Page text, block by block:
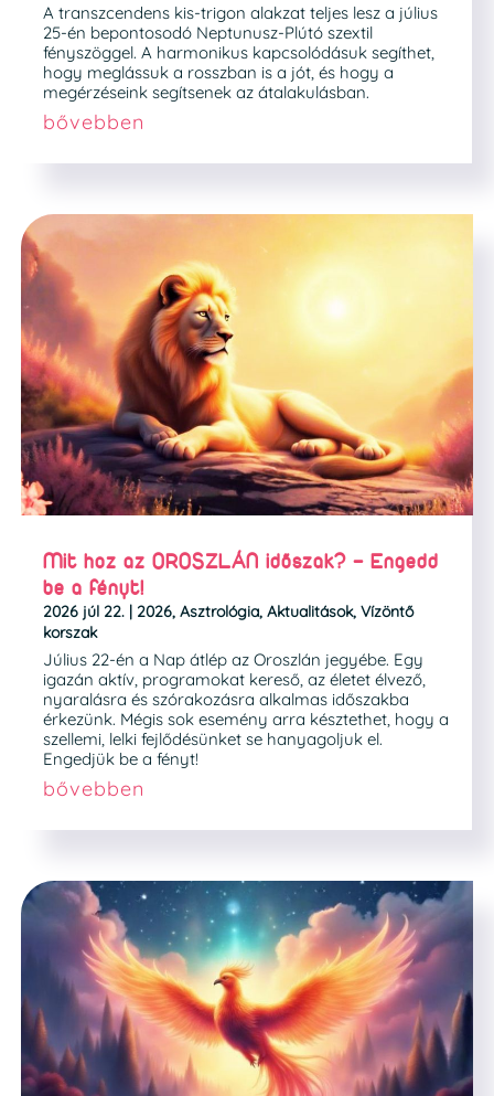
A transzcendens kis-trigon alakzat teljes lesz a július
25-én bepontosodó Neptunusz-Plútó szextil
fényszöggel. A harmonikus kapcsolódásuk segíthet,
hogy meglássuk a rosszban is a jót, és hogy a
megérzéseink segítsenek az átalakulásban.
bővebben
Mit hoz az OROSZLÁN időszak? – Engedd
be a fényt!
2026 júl 22. | 2026, Asztrológia, Aktualitások, Vízöntő
korszak
Július 22-én a Nap átlép az Oroszlán jegyébe. Egy
igazán aktív, programokat kereső, az életet élvező,
nyaralásra és szórakozásra alkalmas időszakba
érkezünk. Mégis sok esemény arra késztethet, hogy a
szellemi, lelki fejlődésünket se hanyagoljuk el.
Engedjük be a fényt!
bővebben